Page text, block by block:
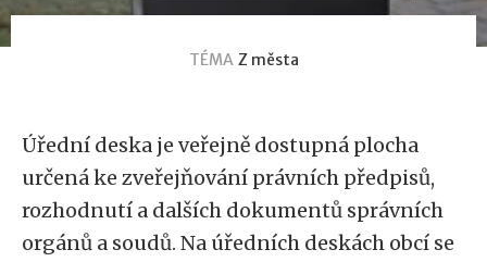
TÉMA Z města
Úřední deska je veřejně dostupná plocha
určená ke zveřejňování právních předpisů,
rozhodnutí a dalších dokumentů správních
orgánů a soudů. Na úředních deskách obcí se